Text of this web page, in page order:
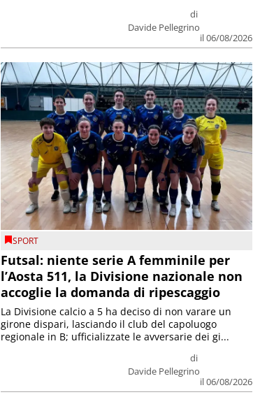
di
Davide Pellegrino
il 06/08/2026
SPORT
Futsal: niente serie A femminile per
l’Aosta 511, la Divisione nazionale non
accoglie la domanda di ripescaggio
di
Davide Pellegrino
il 06/08/2026
La Divisione calcio a 5 ha deciso di non varare un
girone dispari, lasciando il club del capoluogo
regionale in B; ufficializzate le avversarie dei gi...